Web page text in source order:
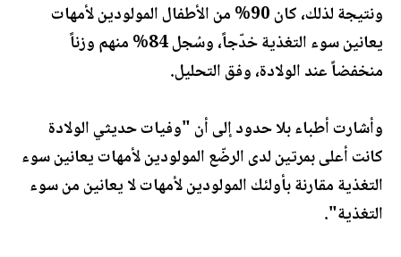
ونتيجة لذلك، كان 90% من الأطفال المولودين لأمهات
يعانين سوء التغذية خدّجاً، وسُجل 84% منهم وزناً
منخفضاً عند الولادة، وفق التحليل.
وأشارت أطباء بلا حدود إلى أن "وفيات حديثي الولادة
كانت أعلى بمرتين لدى الرضّع المولودين لأمهات يعانين سوء
التغذية مقارنة بأولئك المولودين لأمهات لا يعانين من سوء
التغذية".